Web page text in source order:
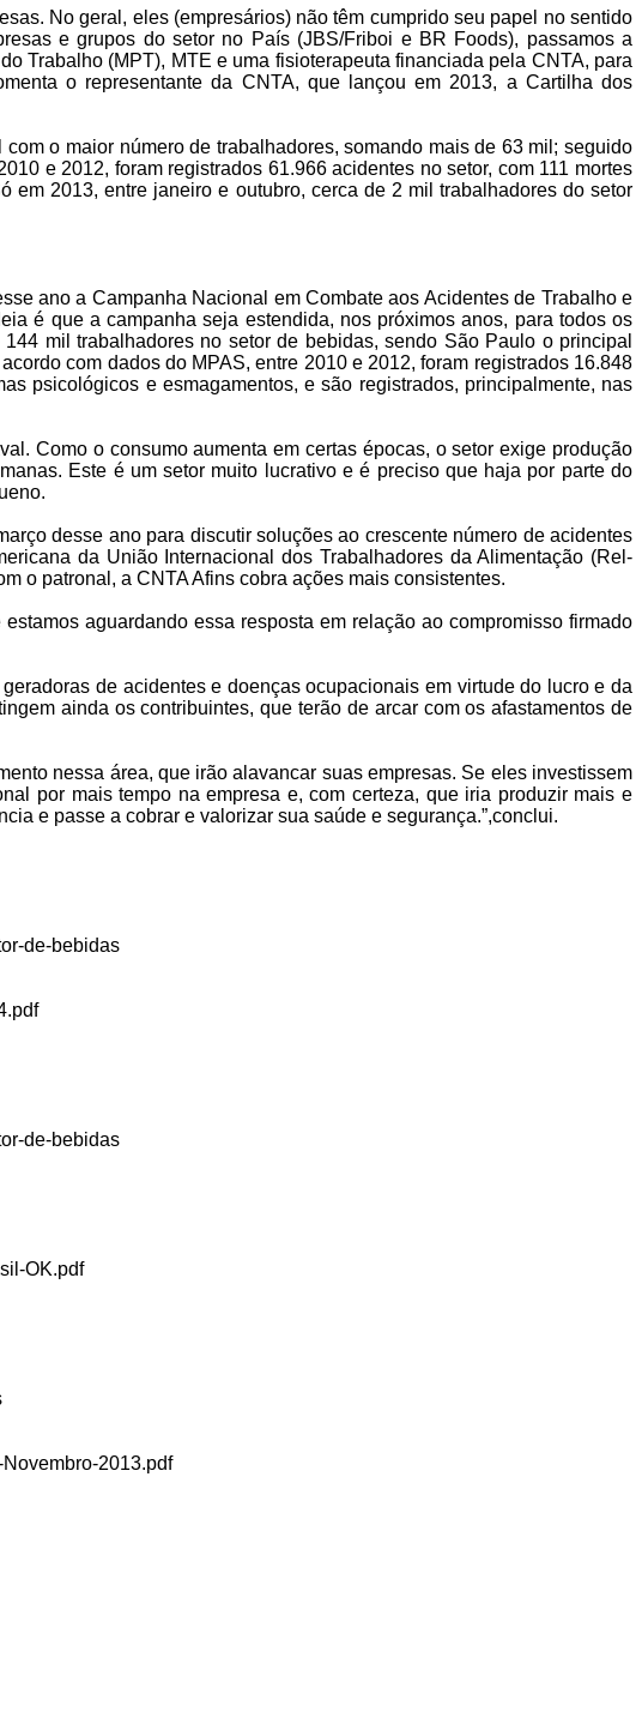
No geral, eles (empresários) não têm cumprido seu papel no sentido
e grupos do setor no País (JBS/Friboi e BR Foods), passamos a
Trabalho (MPT), MTE e uma fisioterapeuta financiada pela CNTA, para
o representante da CNTA, que lançou em 2013, a Cartilha dos
o maior número de trabalhadores, somando mais de 63 mil; seguido
e 2012, foram registrados 61.966 acidentes no setor, com 111 mortes
2013, entre janeiro e outubro, cerca de 2 mil trabalhadores do setor
ano a Campanha Nacional em Combate aos Acidentes de Trabalho e
é que a campanha seja estendida, nos próximos anos, para todos os
mil trabalhadores no setor de bebidas, sendo São Paulo o principal
com dados do MPAS, entre 2010 e 2012, foram registrados 16.848
psicológicos e esmagamentos, e são registrados, principalmente, nas
Como o consumo aumenta em certas épocas, o setor exige produção
Este é um setor muito lucrativo e é preciso que haja por parte do
desse ano para discutir soluções ao crescente número de acidentes
da União Internacional dos Trabalhadores da Alimentação (Rel-
o patronal, a CNTA Afins cobra ações mais consistentes.
aguardando essa resposta em relação ao compromisso firmado
de acidentes e doenças ocupacionais em virtude do lucro e da
ainda os contribuintes, que terão de arcar com os afastamentos de
nessa área, que irão alavancar suas empresas. Se eles investissem
por mais tempo na empresa e, com certeza, que iria produzir mais e
e passe a cobrar e valorizar sua saúde e segurança.”,conclui.
de-bebidas
de-bebidas
OK.pdf
2013.pdf